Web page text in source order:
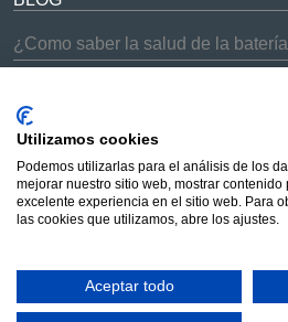
¿Como saber la salud de la
Cómo arreglar los problemas de
¿Los AirPods no se conectan a
Solucionado
Utilizamos cookies
Podemos utilizarlas para el análisis de los
mejorar nuestro sitio web, mostrar
excelente experiencia en el sitio web. Para
las cookies que utilizamos, abre los ajustes.
Aceptar todo